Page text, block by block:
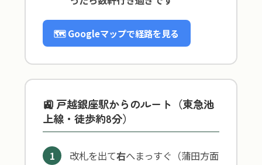
🗺 Googleマップで経路を見る
🚉 戸越銀座駅からのルート（東急池
上線・徒歩約8分）
1 改札を出て右へまっすぐ（蒲田方面